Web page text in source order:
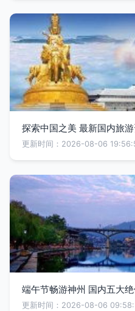
探索中国之美 最新国内旅
更新时间：2026-08-06
端午节畅游神州 国内五大
更新时间：2026-08-06